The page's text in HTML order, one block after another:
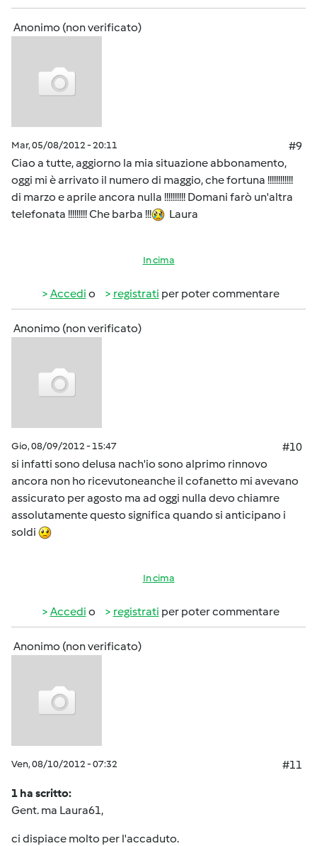
Anonimo (non verificato)
Mar, 05/08/2012 - 20:11
#9
Ciao a tutte, aggiorno la mia situazione abbonamento,
oggi mi è arrivato il numero di maggio, che fortuna !!!!!!!!!!!!
di marzo e aprile ancora nulla !!!!!!!!!! Domani farò un'altra
telefonata !!!!!!!!! Che barba !!!
Laura
In cima
Accedi o registrati per poter commentare
Anonimo (non verificato)
Gio, 08/09/2012 - 15:47
#10
si infatti sono delusa nach'io sono alprimo rinnovo
ancora non ho ricevutoneanche il cofanetto mi avevano
assicurato per agosto ma ad oggi nulla devo chiamre
assolutamente questo significa quando si anticipano i
soldi
In cima
Accedi o registrati per poter commentare
Anonimo (non verificato)
Ven, 08/10/2012 - 07:32 #11
1 ha scritto:
Gent. ma Laura61,
ci dispiace molto per l'accaduto.